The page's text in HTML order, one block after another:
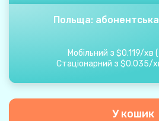
Польща:
Мобільний з $0.119/хв (
Стаціонарний з $0.035/
У кошик